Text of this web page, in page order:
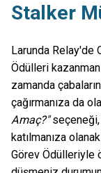
Stalker
Larunda Relay'de
Ödülleri
zamanda
çağırmanıza da
Amaç?"seçeneği,
katılmanıza
Görev Ödülleriyle